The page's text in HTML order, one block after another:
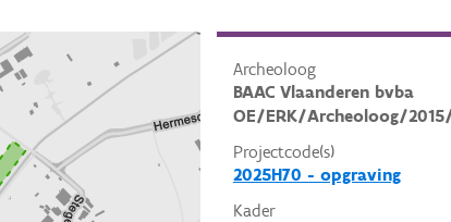
Archeoloog
BAAC Vlaanderen bvba
OE/ERK/Archeoloog/
Projectcode(s)
2025H70 - opgraving
Kader